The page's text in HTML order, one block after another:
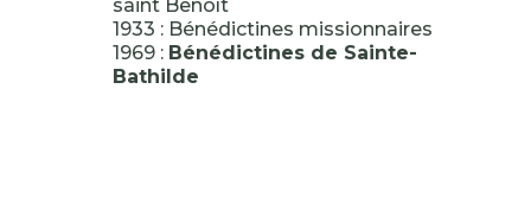
saint Benoît
1933 : Bénédictines missionnaires
1969 : Bénédictines de Sainte-
Bathilde